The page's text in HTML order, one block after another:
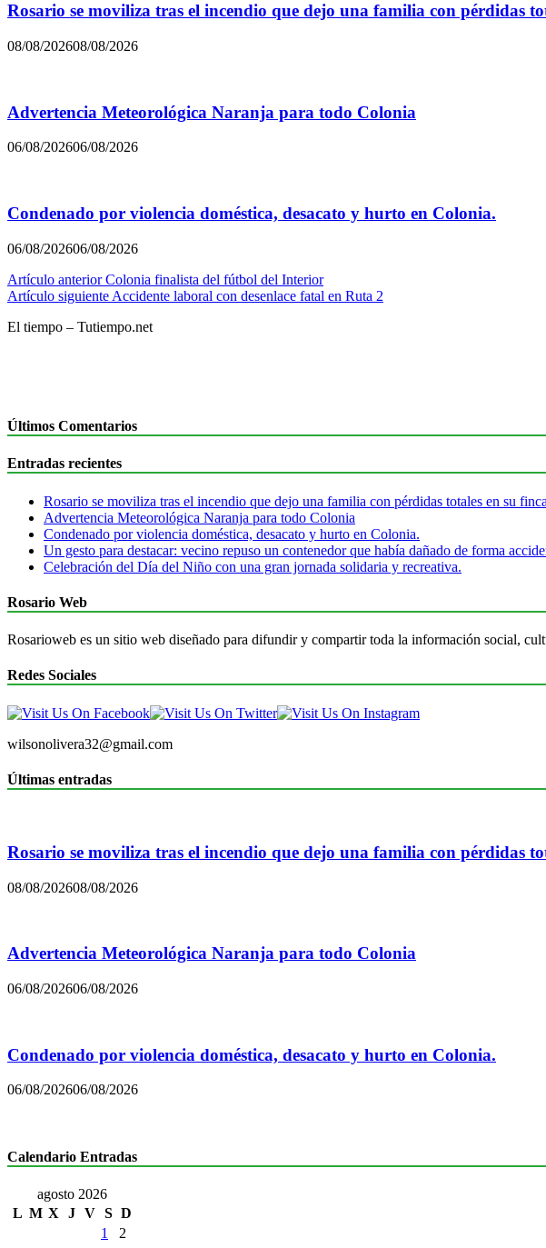
Rosario se moviliza tras el incendio que dejo una familia con pérdidas
08/08/202608/08/2026
Advertencia Meteorológica Naranja para todo Colonia
06/08/202606/08/2026
Condenado por violencia doméstica, desacato y hurto en Colonia.
06/08/202606/08/2026
Navegación
de
entradas
Artículo anterior Colonia finalista del fútbol del Interior
Artículo siguiente Accidente laboral con desenlace fatal en Ruta 2
El tiempo – Tutiempo.net
Últimos Comentarios
Entradas recientes
Rosario se moviliza tras el incendio que dejo una familia con pérdidas totales en su
Advertencia Meteorológica Naranja para todo Colonia
Condenado por violencia doméstica, desacato y hurto en Colonia.
Un gesto para destacar: vecino repuso un contenedor que había dañado de forma
Celebración del Día del Niño con una gran jornada solidaria y recreativa.
Rosario Web
Rosarioweb es un sitio web diseñado para difundir y compartir toda la información social,
Redes Sociales
wilsonolivera32@gmail.com
Últimas entradas
Rosario se moviliza tras el incendio que dejo una familia con pérdidas
08/08/202608/08/2026
Advertencia Meteorológica Naranja para todo Colonia
06/08/202606/08/2026
Condenado por violencia doméstica, desacato y hurto en Colonia.
06/08/202606/08/2026
Calendario Entradas
agosto 2026
L M X J V S D
1
2